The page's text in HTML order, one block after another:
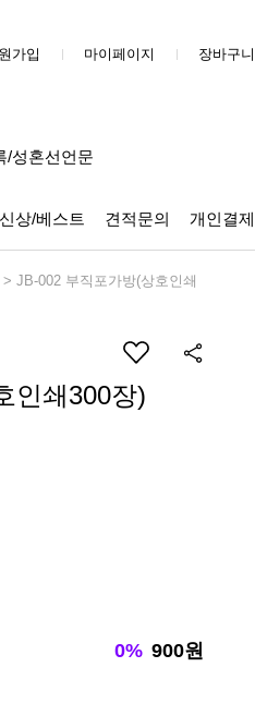
가입 마이페이지 장바구니
/성혼선언문
신상/베스트 견적문의 개인결제
> JB-002 부직포가방(상호인쇄
인쇄300장)
0% 900원